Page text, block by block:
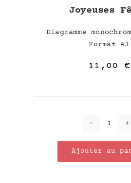
Joyeuses
Diagramme
Format A3
11,00 €
de
Ajouter au